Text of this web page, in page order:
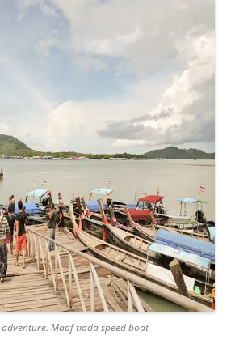
Maaf tiada speed boat